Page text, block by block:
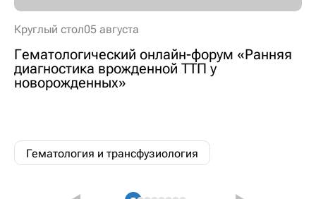
Круглый стол05 августа
Гематологический онлайн-форум «Ранняя
диагностика врожденной ТТП у
новорожденных»
Гематология и трансфузиология